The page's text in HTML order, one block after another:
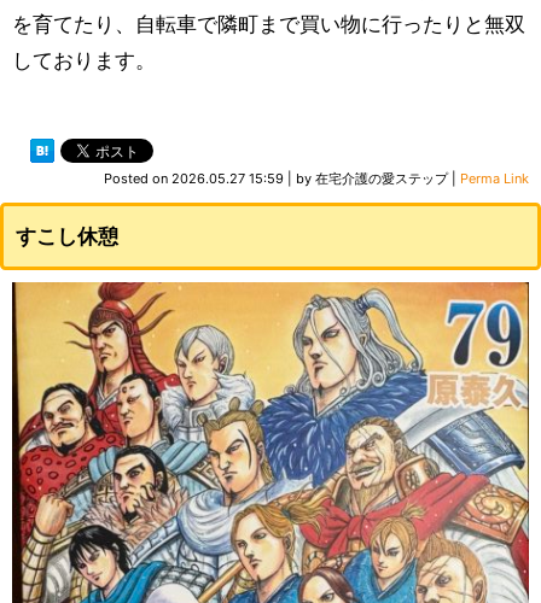
を育てたり、自転車で隣町まで買い物に行ったりと無双
しております。
Posted on 2026.05.27 15:59 by 在宅介護の愛ステップ| Perma Link
すこし休憩